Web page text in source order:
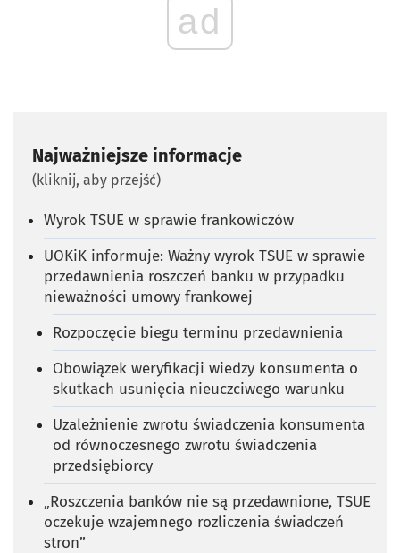
ad
Najważniejsze informacje
(kliknij, aby przejść)
Wyrok TSUE w sprawie frankowiczów
UOKiK informuje: Ważny wyrok TSUE w sprawie
przedawnienia roszczeń banku w przypadku
nieważności umowy frankowej
Rozpoczęcie biegu terminu przedawnienia
Obowiązek weryfikacji wiedzy konsumenta o
skutkach usunięcia nieuczciwego warunku
Uzależnienie zwrotu świadczenia konsumenta
od równoczesnego zwrotu świadczenia
przedsiębiorcy
„Roszczenia banków nie są przedawnione, TSUE
oczekuje wzajemnego rozliczenia świadczeń
stron”